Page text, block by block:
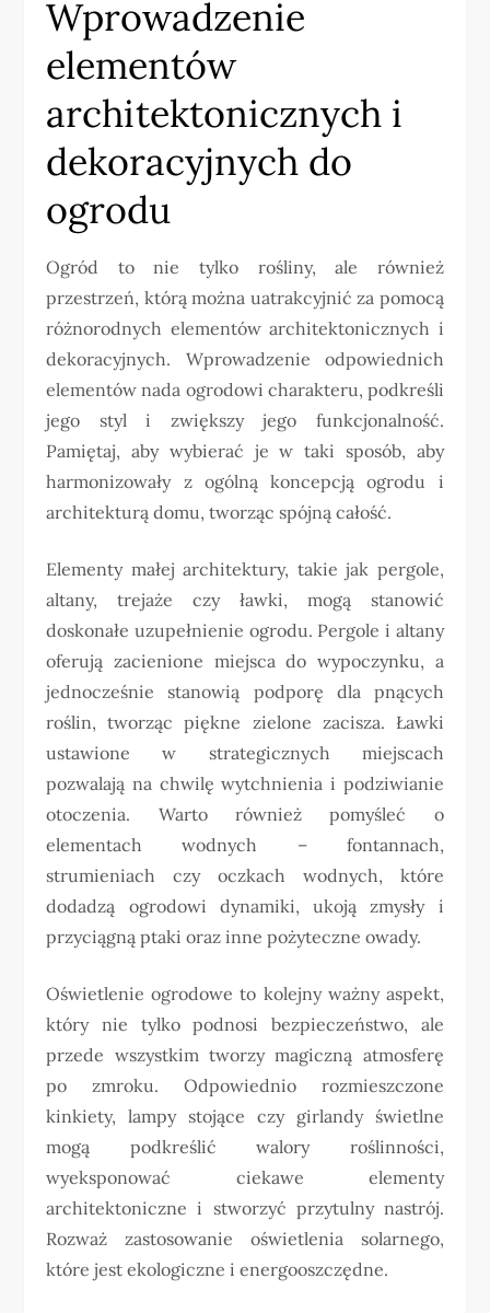
Wprowadzenie
elementów
architektonicznych i
dekoracyjnych do
ogrodu
Ogród to nie tylko rośliny, ale również
przestrzeń, którą można uatrakcyjnić za pomocą
różnorodnych elementów architektonicznych i
dekoracyjnych. Wprowadzenie odpowiednich
elementów nada ogrodowi charakteru, podkreśli
jego styl i zwiększy jego funkcjonalność.
Pamiętaj, aby wybierać je w taki sposób, aby
harmonizowały z ogólną koncepcją ogrodu i
architekturą domu, tworząc spójną całość.
Elementy małej architektury, takie jak pergole,
altany, trejaże czy ławki, mogą stanowić
doskonałe uzupełnienie ogrodu. Pergole i altany
oferują zacienione miejsca do wypoczynku, a
jednocześnie stanowią podporę dla pnących
roślin, tworząc piękne zielone zacisza. Ławki
ustawione w strategicznych miejscach
pozwalają na chwilę wytchnienia i podziwianie
otoczenia. Warto również pomyśleć o
elementach wodnych – fontannach,
strumieniach czy oczkach wodnych, które
dodadzą ogrodowi dynamiki, ukoją zmysły i
przyciągną ptaki oraz inne pożyteczne owady.
Oświetlenie ogrodowe to kolejny ważny aspekt,
który nie tylko podnosi bezpieczeństwo, ale
przede wszystkim tworzy magiczną atmosferę
po zmroku. Odpowiednio rozmieszczone
kinkiety, lampy stojące czy girlandy świetlne
mogą podkreślić walory roślinności,
wyeksponować ciekawe elementy
architektoniczne i stworzyć przytulny nastrój.
Rozważ zastosowanie oświetlenia solarnego,
które jest ekologiczne i energooszczędne.